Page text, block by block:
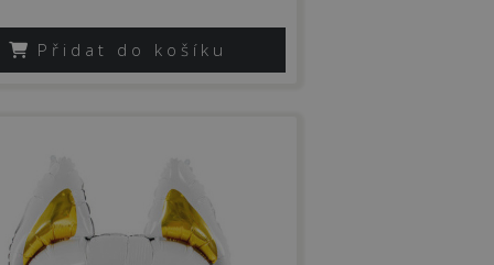
Přidat do košíku